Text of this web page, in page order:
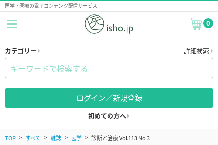
医学・医療の電子コンテンツ配信サービス
0
カテゴリー 詳細検索
ログイン／新規登録
初めての方へ
TOP すべて 雑誌 医学 診断と治療 Vol.113 No.3